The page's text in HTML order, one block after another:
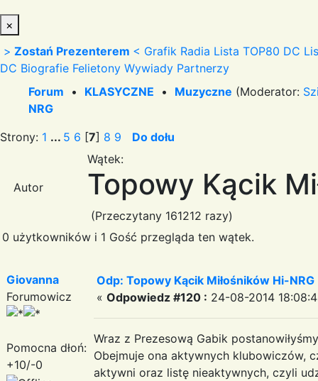
×
> Zostań Prezenterem < Grafik Radia Lista TOP80 DC
DC Biografie Felietony Wywiady Partnerzy
Forum • KLASYCZNE • Muzyczne (Moderator:
NRG
Strony: 1 ... 5 6 [7] 8 9 Do dołu
Autor
Wątek:
Topowy Kącik
(Przeczytany 161212 razy)
0 użytkowników i 1 Gość przegląda ten wątek.
Giovanna
Forumowicz
Pomocna dłoń:
+10/-0
Odp: Topowy Kącik Miłośników Hi-NRG
« Odpowiedz #120 : 24-08-2014
Wraz z Prezesową Gabik
Obejmuje ona aktywnych klubowiczów,
aktywni oraz listę nieaktywnych, czyli